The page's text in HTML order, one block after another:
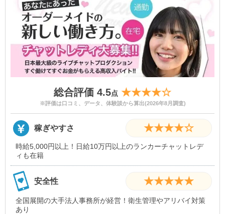
総合評価 4.5点 ★★★★☆
※評価は口コミ、データ、体験談から算出(2026年8月調査)
稼ぎやすさ ★★★★☆
時給5,000円以上！日給10万円以上のランカーチャットレデ
ィも在籍
安全性 ★★★★★
全国展開の大手法人事務所が経営！衛生管理やアリバイ対策
あり